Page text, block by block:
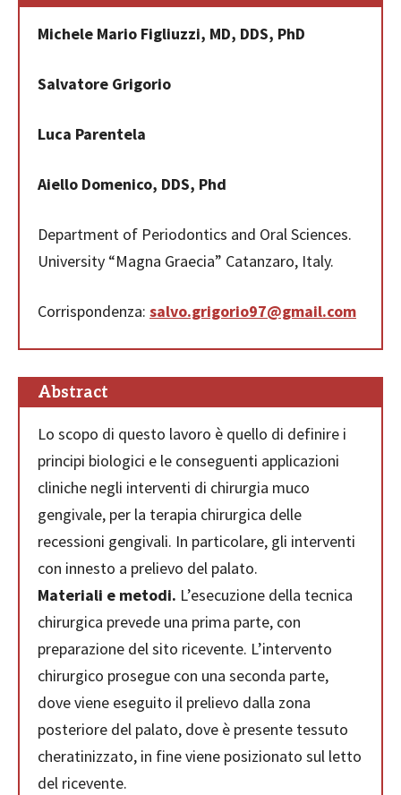
Michele Mario Figliuzzi, MD, DDS, PhD
Salvatore Grigorio
Luca Parentela
Aiello Domenico, DDS, Phd
Department of Periodontics and Oral Sciences.
University “Magna Graecia” Catanzaro, Italy.
Corrispondenza: salvo.grigorio97@gmail.com
Abstract
Lo scopo di questo lavoro è quello di definire i
principi biologici e le conseguenti applicazioni
cliniche negli interventi di chirurgia muco
gengivale, per la terapia chirurgica delle
recessioni gengivali. In particolare, gli interventi
con innesto a prelievo del palato.
Materiali e metodi. L’esecuzione della tecnica
chirurgica prevede una prima parte, con
preparazione del sito ricevente. L’intervento
chirurgico prosegue con una seconda parte,
dove viene eseguito il prelievo dalla zona
posteriore del palato, dove è presente tessuto
cheratinizzato, in fine viene posizionato sul letto
del ricevente.